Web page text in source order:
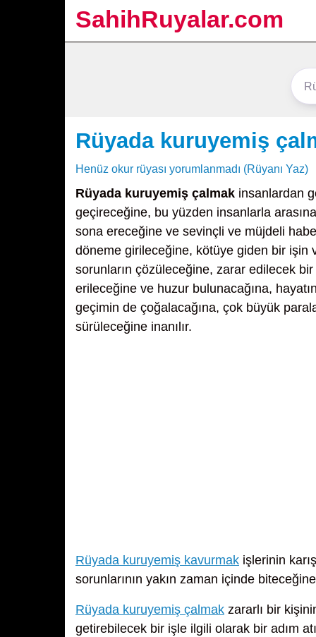
SahihRuyalar.com
Rüyada kuruyemiş
Henüz okur rüyası yorumlanmadı (Rüyanı Yaz)
Rüyada kuruyemiş çalmak insanlardan
geçireceğine, bu yüzden insanlarla
sona ereceğine ve sevinçli ve müjdeli
döneme girileceğine, kötüye giden bir işin
sorunların çözüleceğine, zarar edilecek
erileceğine ve huzur bulunacağına,
geçimin de çoğalacağına, çok büyük
sürüleceğine inanılır.
Rüyada kuruyemiş kavurmak işlerinin
sorunlarının yakın zaman içinde
Rüyada kuruyemiş çalmak zararlı bir
getirebilecek bir işle ilgili olarak bir adım